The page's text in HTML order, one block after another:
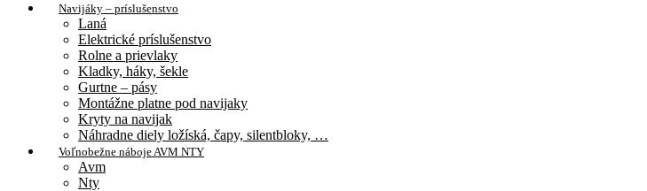
Navijáky – príslušenstvo
Laná
Elektrické príslušenstvo
Rolne a prievlaky
Kladky, háky, šekle
Gurtne – pásy
Montážne platne pod navijaky
Kryty na navijak
Náhradne diely ložíská, čapy, silentbloky, …
Voľnobežne náboje AVM NTY
Avm
Nty